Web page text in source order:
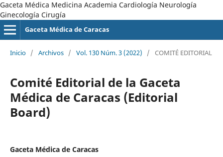
Gaceta Médica Medicina Academia Cardiología Neurología
Ginecología Cirugía
Gaceta Médica de Caracas
Inicio / Archivos / Vol. 130 Núm. 3 (2022) / COMITÉ EDITORIAL
Comité Editorial de la Gaceta
Médica de Caracas (Editorial
Board)
Gaceta Médica de Caracas